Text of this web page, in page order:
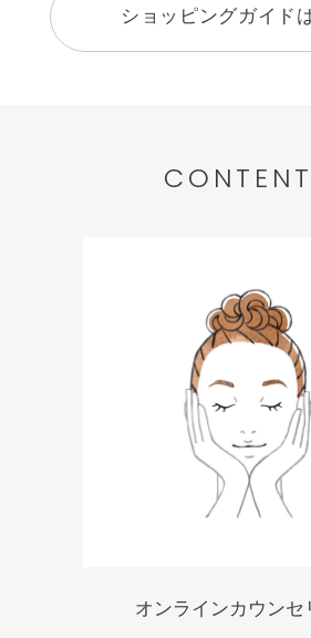
ショッピングガイド
オンラインカウンセ